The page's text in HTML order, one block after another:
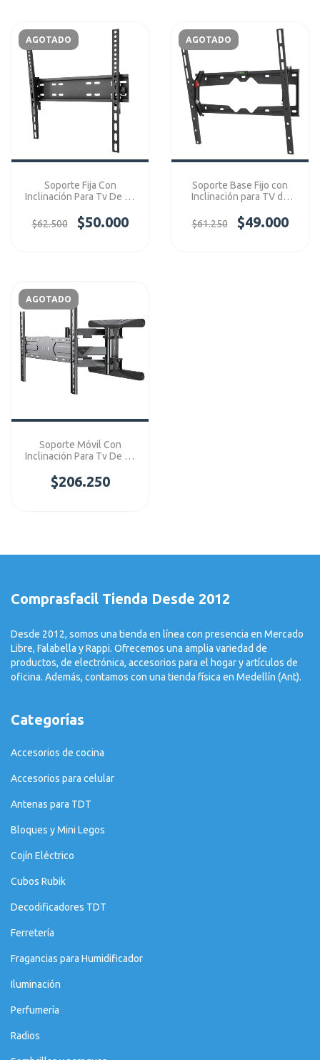
AGOTADO
Soporte Fija Con
Inclinación Para Tv De 40
$62.500
$50.000
AGOTADO
Soporte Base Fijo con
Inclinación para TV de
$61.250
$49.000
AGOTADO
Soporte Móvil Con
Inclinación Para Tv De 40
$206.250
Comprasfacil Tienda Desde 2012
Desde 2012, somos una tienda en línea con presencia en Mercado
Libre, Falabella y Rappi. Ofrecemos una amplia variedad de
productos, de electrónica, accesorios para el hogar y artículos de
oficina. Además, contamos con una tienda física en Medellín (Ant).
Categorías
Accesorios de cocina
Accesorios para celular
Antenas para TDT
Bloques y Mini Legos
Cojín Eléctrico
Cubos Rubik
Decodificadores TDT
Ferretería
Fragancias para Humidificador
Iluminación
Perfumería
Radios